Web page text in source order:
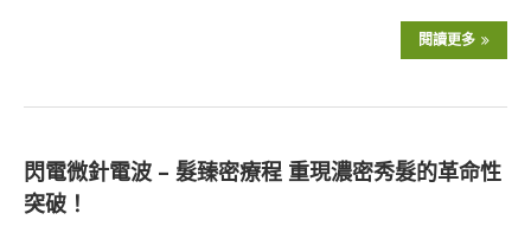
閱讀更多
閃電微針電波 – 髮臻密療程 重現濃密秀髮的革命性
突破！